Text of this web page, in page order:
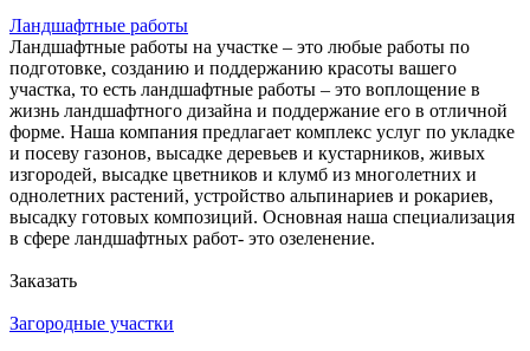
Ландшафтные работы
Ландшафтные работы на участке – это любые работы по
подготовке, созданию и поддержанию красоты вашего
участка, то есть ландшафтные работы – это воплощение в
жизнь ландшафтного дизайна и поддержание его в отличной
форме. Наша компания предлагает комплекс услуг по укладке
и посеву газонов, высадке деревьев и кустарников, живых
изгородей, высадке цветников и клумб из многолетних и
однолетних растений, устройство альпинариев и рокариев,
высадку готовых композиций. Основная наша специализация
в сфере ландшафтных работ- это озеленение.
Заказать
Загородные участки